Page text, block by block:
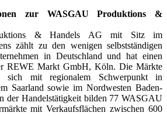
zur WASGAU Produktions &
& Handels AG mit Sitz im
zählt zu den wenigen selbstständigen
in Deutschland und hat einen
REWE Markt GmbH, Köln. Die Märkte
sich mit regionalem Schwerpunkt in
Saarland sowie im Nordwesten Baden-
der Handelstätigkeit bilden 77 WASGAU
mit Verkaufsflächen zwischen 600